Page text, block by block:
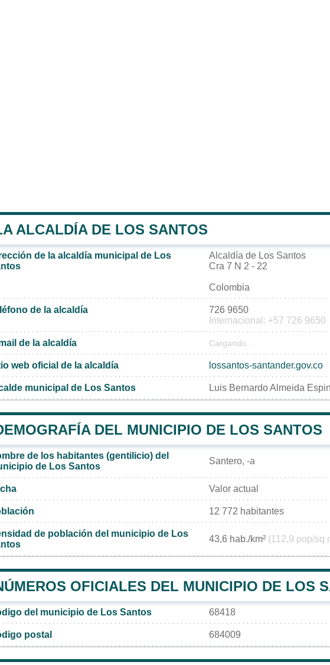
ALCALDÍA DE LOS SANTOS
de la alcaldía municipal de Los
Alcaldía de Los Santos
Cra 7 N 2 - 22
Colombia
de la alcaldía
726 9650
Internacional: +57 726 9650
de la alcaldía Cargando...
web oficial de la alcaldía lossantos-santander.gov.co
municipal de Los Santos Luis Bernardo Almeida
DEL MUNICIPIO DE LOS SANTOS
de los habitantes (gentilicio) del
de Los Santos
Santero, -a
Valor actual
12 772 habitantes
de población del municipio de Los
43,6 hab./km² (112,9 pop/sq
OFICIALES DEL MUNICIPIO DE LOS
del municipio de Los Santos 68418
postal 684009